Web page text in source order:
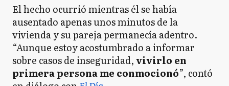
El hecho ocurrió mientras él se había
ausentado apenas unos minutos de la
vivienda y su pareja permanecía adentro.
“Aunque estoy acostumbrado a informar
sobre casos de inseguridad,vivirlo en
primera persona me conmocionó”, contó